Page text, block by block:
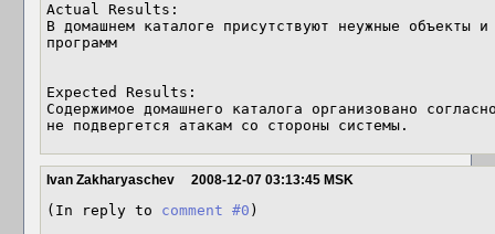
Actual Results:
В домашнем каталоге присутствуют неужные объекты и
программ
Expected Results:
Содержимое домашнего каталога организовано
не подвергется атакам со стороны системы.
Ivan Zakharyaschev 2008-12-07 03:13:45 MSK
(In reply to comment #0 )